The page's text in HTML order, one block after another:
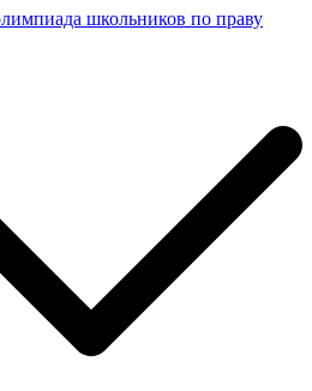
школьников по праву